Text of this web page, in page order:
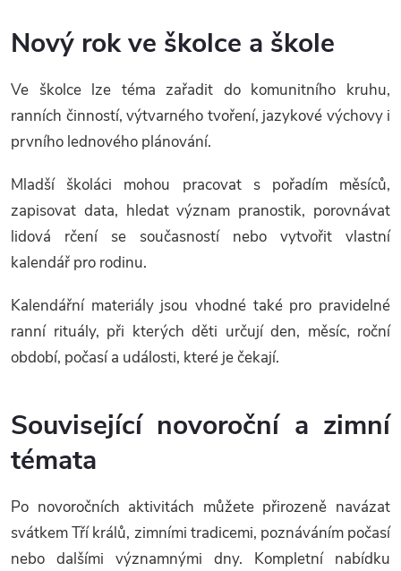
Nový rok ve školce a škole
Ve školce lze téma zařadit do komunitního kruhu,
ranních činností, výtvarného tvoření, jazykové výchovy i
prvního lednového plánování.
Mladší školáci mohou pracovat s pořadím měsíců,
zapisovat data, hledat význam pranostik, porovnávat
lidová rčení se současností nebo vytvořit vlastní
kalendář pro rodinu.
Kalendářní materiály jsou vhodné také pro pravidelné
ranní rituály, při kterých děti určují den, měsíc, roční
období, počasí a události, které je čekají.
Související novoroční a zimní
témata
Po novoročních aktivitách můžete přirozeně navázat
svátkem Tří králů, zimními tradicemi, poznáváním počasí
nebo dalšími významnými dny. Kompletní nabídku